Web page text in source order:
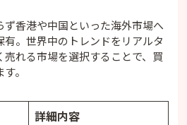
ず香港や中国といった海外市場へ
。世界中のトレンドをリアルタ
れる市場を選択することで、買
。
詳細内容